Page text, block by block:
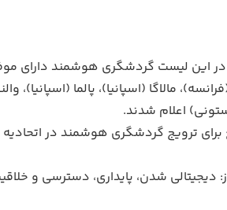
را اعلام کرد و شهرهای اروپایی در این لیست گردشگری هوشمند
مالاگا (اسپانیا)، پالما (اسپانیا)،
اعلام شدند.
برای ترویج گردشگری هوشمند در اتحادیه
شدن، پایداری، دسترسی و